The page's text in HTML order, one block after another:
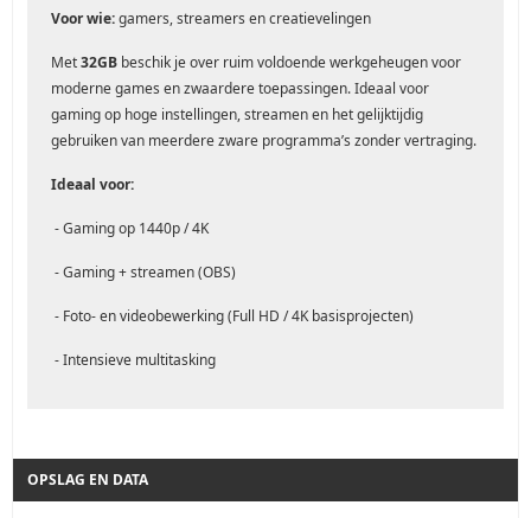
Voor wie:gamers, streamers en creatievelingen
Met32GB beschik je over ruim voldoende werkgeheugen voor
moderne games en zwaardere toepassingen. Ideaal voor
gaming op hoge instellingen, streamen en het gelijktijdig
gebruiken van meerdere zware programma’s zonder vertraging.
Ideaal voor:
- Gaming op 1440p / 4K
- Gaming + streamen (OBS)
- Foto- en videobewerking (Full HD / 4K basisprojecten)
- Intensieve multitasking
OPSLAG EN DATA